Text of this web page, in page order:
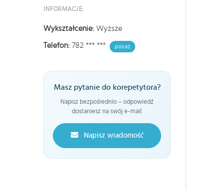
INFORMACJE:
Wykształcenie: Wyższe
Telefon: 782 *** *** pokaż
Masz pytanie do korepetytora?
Napisz bezpośrednio – odpowiedź
dostaniesz na swój e-mail.
Napisz wiadomość